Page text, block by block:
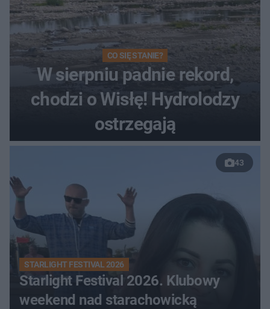
CO SIĘ STANIE?
W sierpniu padnie rekord,
chodzi o Wisłę! Hydrolodzy
ostrzegają
43
STARLIGHT FESTIVAL 2026
Starlight Festival 2026. Klubowy
weekend nad starachowicką